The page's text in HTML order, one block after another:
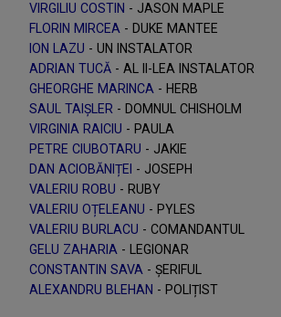
VIRGILIU COSTIN - JASON MAPLE
FLORIN MIRCEA - DUKE MANTEE
ION LAZU - UN INSTALATOR
ADRIAN TUCĂ - AL II-LEA INSTALATOR
GHEORGHE MARINCA - HERB
SAUL TAIȘLER - DOMNUL CHISHOLM
VIRGINIA RAICIU - PAULA
PETRE CIUBOTARU - JAKIE
DAN ACIOBĂNIȚEI - JOSEPH
VALERIU ROBU - RUBY
VALERIU OȚELEANU - PYLES
VALERIU BURLACU - COMANDANTUL
GELU ZAHARIA - LEGIONAR
CONSTANTIN SAVA - ȘERIFUL
ALEXANDRU BLEHAN - POLIȚIST